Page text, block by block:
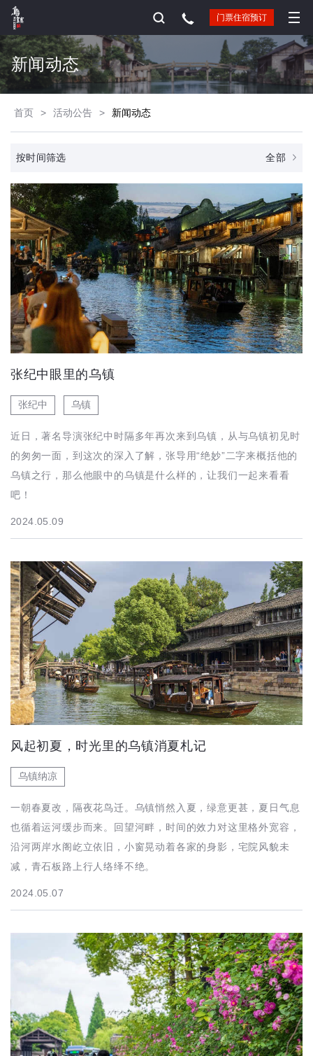
门票住宿预订
新闻动态
首页 > 活动公告 > 新闻动态
按时间筛选 全部
张纪中眼里的乌镇
张纪中 乌镇
近日，著名导演张纪中时隔多年再次来到乌镇，从与乌镇初见时
的匆匆一面，到这次的深入了解，张导用“绝妙”二字来概括他的
乌镇之行，那么他眼中的乌镇是什么样的，让我们一起来看看
吧！
2024.05.09
风起初夏，时光里的乌镇消夏札记
乌镇纳凉
一朝春夏改，隔夜花鸟迁。乌镇悄然入夏，绿意更甚，夏日气息
也循着运河缓步而来。回望河畔，时间的效力对这里格外宽容，
沿河两岸水阁屹立依旧，小窗晃动着各家的身影，宅院风貌未
减，青石板路上行人络绎不绝。
2024.05.07